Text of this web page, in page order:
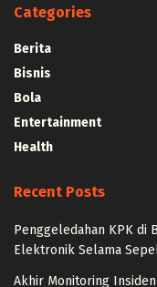
Categories
Berita
Bisnis
Bola
Entertainment
Health
Recent Posts
Penggeledahan KPK di
Elektronik Selama
Akhir Monitoring